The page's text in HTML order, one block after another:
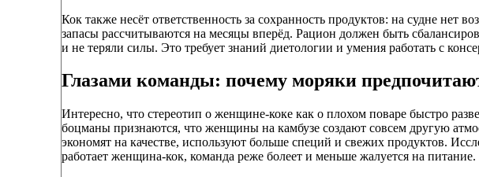
Кок также несёт ответственность за сохранность продуктов: на судне нет
запасы рассчитываются на месяцы вперёд. Рацион должен быть
и не теряли силы. Это требует знаний диетологии и умения работать с
Глазами команды: почему моряки
Интересно, что стереотип о женщине-коке как о плохом поваре быстро
боцманы признаются, что женщины на камбузе создают совсем другую
экономят на качестве, используют больше специй и свежих продуктов.
работает женщина-кок, команда реже болеет и меньше жалуется на питание.